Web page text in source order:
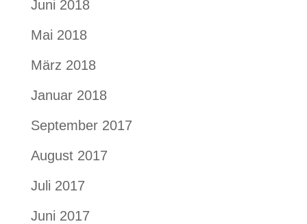
Juni 2018
Mai 2018
März 2018
Januar 2018
September 2017
August 2017
Juli 2017
Juni 2017